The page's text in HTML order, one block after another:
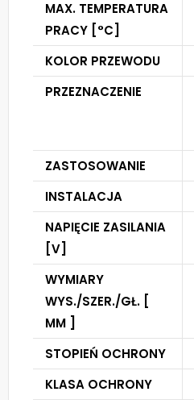
MAX. TEMPERATURA
PRACY [°C]
KOLOR PRZEWODU
PRZEZNACZENIE
ZASTOSOWANIE
INSTALACJA
NAPIĘCIE ZASILANIA
[V]
WYMIARY
WYS./SZER./GŁ. [
MM ]
STOPIEŃ OCHRONY
KLASA OCHRONY